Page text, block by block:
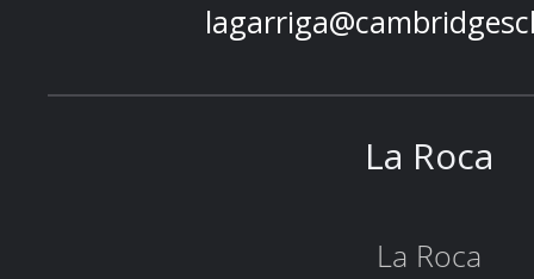
La Roca
La Roca